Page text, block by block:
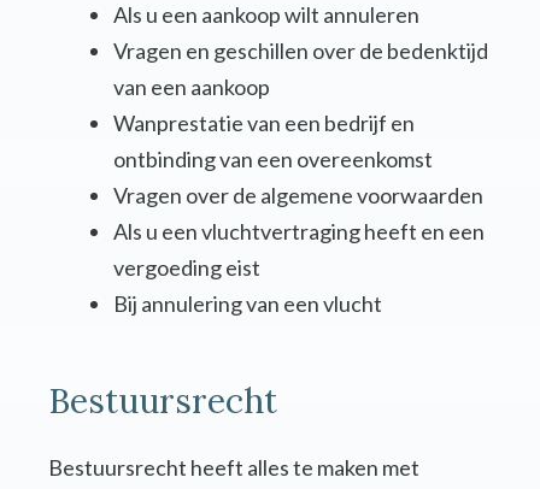
Als u een aankoop wilt annuleren
Vragen en geschillen over de bedenktijd
van een aankoop
Wanprestatie van een bedrijf en
ontbinding van een overeenkomst
Vragen over de algemene voorwaarden
Als u een vluchtvertraging heeft en een
vergoeding eist
Bij annulering van een vlucht
Bestuursrecht
Bestuursrecht heeft alles te maken met